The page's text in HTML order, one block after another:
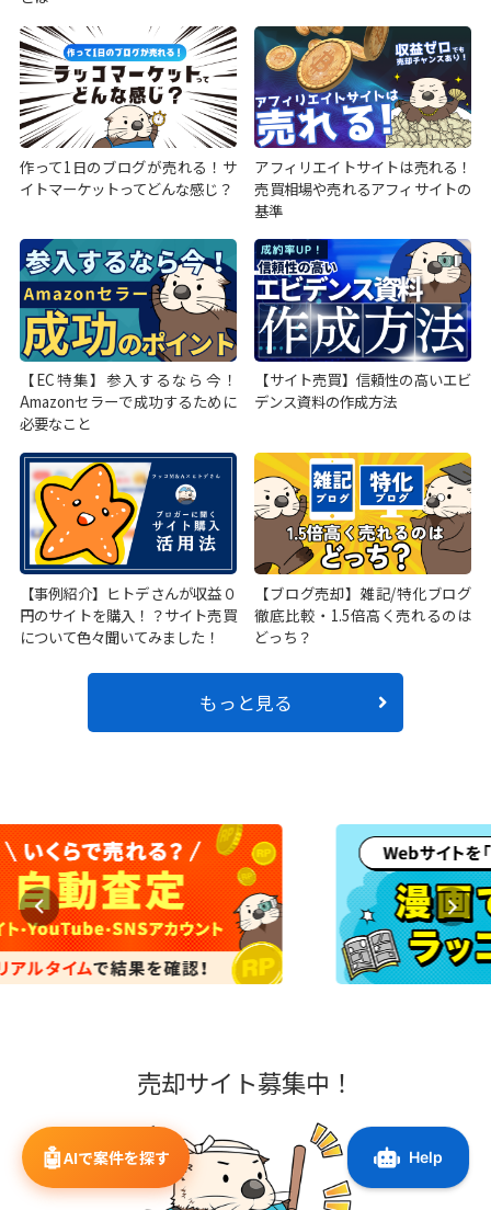
作って1日のブログが売れる！サ
イトマーケットってどんな感じ？
アフィリエイトサイトは売れる！
売買相場や売れるアフィサイトの
基準
【EC特集】参入するなら今！
Amazonセラーで成功するために
必要なこと
【サイト売買】信頼性の高いエビ
デンス資料の作成方法
【事例紹介】ヒトデさんが収益０
円のサイトを購入！？サイト売買
について色々聞いてみました！
【ブログ売却】雑記/特化ブログ
徹底比較・1.5倍高く売れるのは
どっち？
もっと見る
売却サイト募集中！
🤖AIで案件を探す